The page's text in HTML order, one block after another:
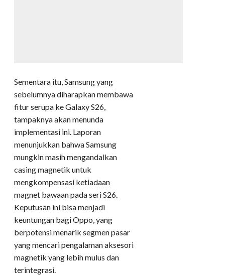
Sementara itu, Samsung yang
sebelumnya diharapkan membawa
fitur serupa ke Galaxy S26,
tampaknya akan menunda
implementasi ini. Laporan
menunjukkan bahwa Samsung
mungkin masih mengandalkan
casing magnetik untuk
mengkompensasi ketiadaan
magnet bawaan pada seri S26.
Keputusan ini bisa menjadi
keuntungan bagi Oppo, yang
berpotensi menarik segmen pasar
yang mencari pengalaman aksesori
magnetik yang lebih mulus dan
terintegrasi.